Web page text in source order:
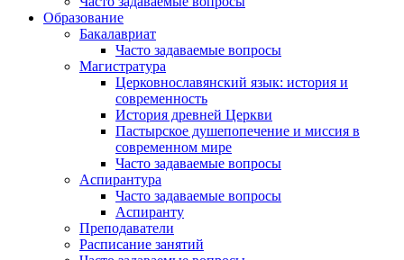
Образование
Бакалавриат
Часто задаваемые вопросы
Магистратура
Церковнославянский язык: история и
современность
История древней Церкви
Пастырское душепопечение и миссия в
современном мире
Часто задаваемые вопросы
Аспирантура
Часто задаваемые вопросы
Аспиранту
Преподаватели
Расписание занятий